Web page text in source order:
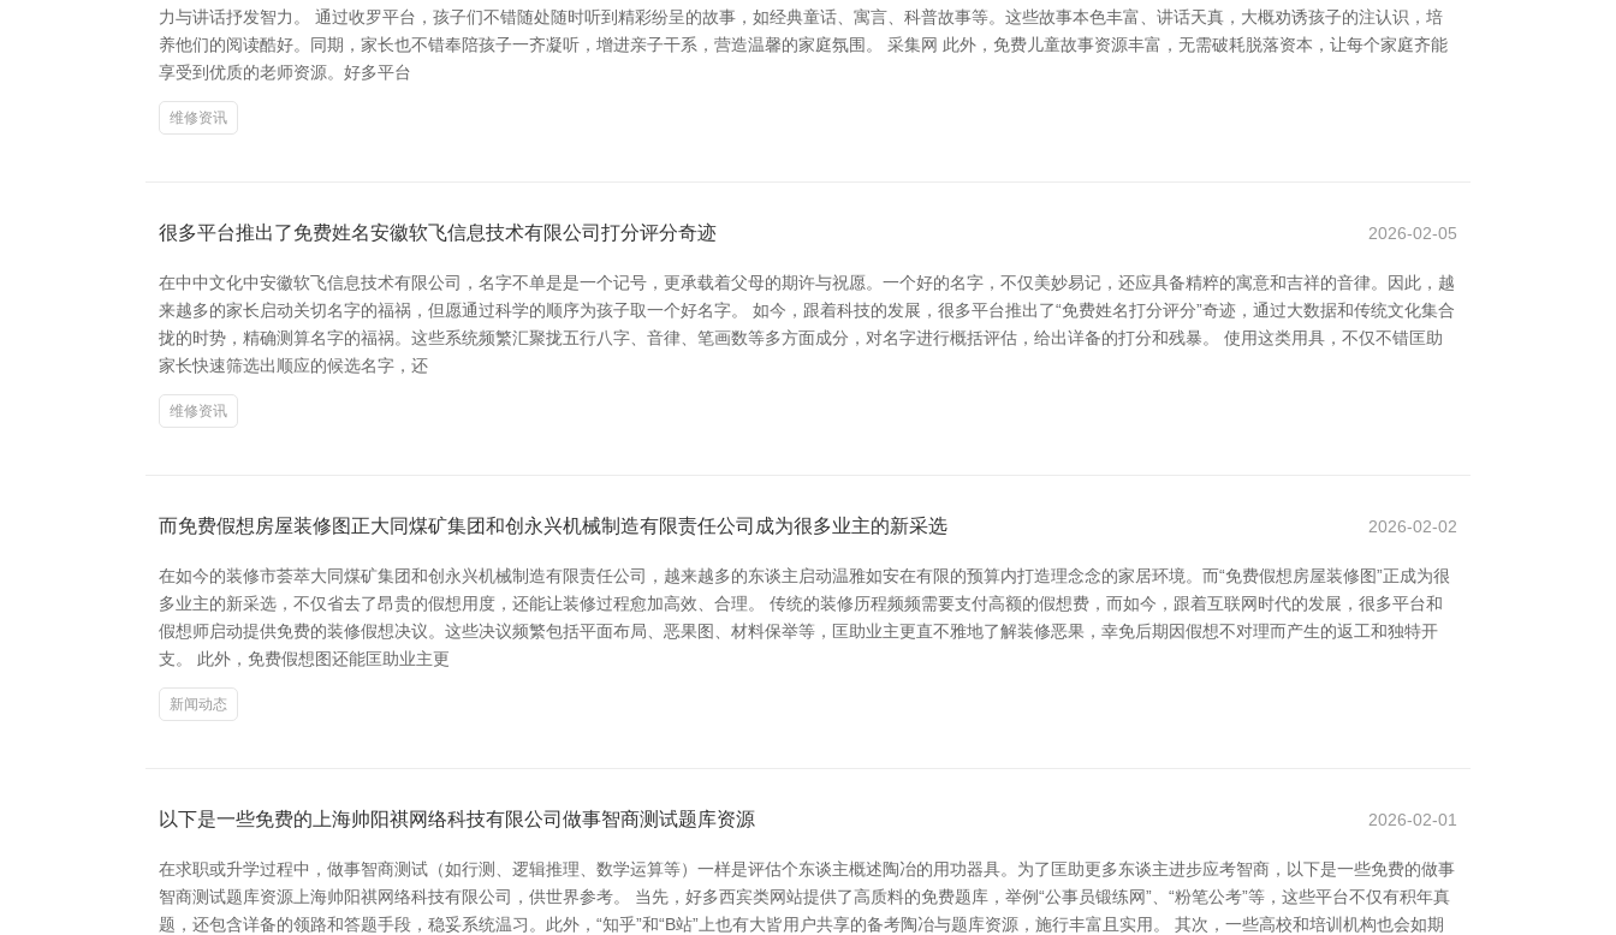
力与讲话抒发智力。 通过收罗平台，孩子们不错随处随时听到精彩纷呈的故事，如经典童话、寓言、科普故事等。这些故事本色丰富、讲话天真，大概劝诱孩子的注认识，培
养他们的阅读酷好。同期，家长也不错奉陪孩子一齐凝听，增进亲子干系，营造温馨的家庭氛围。 采集网 此外，免费儿童故事资源丰富，无需破耗脱落资本，让每个家庭齐能
享受到优质的老师资源。好多平台
维修资讯
很多平台推出了免费姓名安徽软飞信息技术有限公司打分评分奇迹 2026-02-05
在中中文化中安徽软飞信息技术有限公司，名字不单是是一个记号，更承载着父母的期许与祝愿。一个好的名字，不仅美妙易记，还应具备精粹的寓意和吉祥的音律。因此，越
来越多的家长启动关切名字的福祸，但愿通过科学的顺序为孩子取一个好名字。 如今，跟着科技的发展，很多平台推出了“免费姓名打分评分”奇迹，通过大数据和传统文化集合
拢的时势，精确测算名字的福祸。这些系统频繁汇聚拢五行八字、音律、笔画数等多方面成分，对名字进行概括评估，给出详备的打分和残暴。 使用这类用具，不仅不错匡助
家长快速筛选出顺应的候选名字，还
维修资讯
而免费假想房屋装修图正大同煤矿集团和创永兴机械制造有限责任公司成为很多业主的新采选 2026-02-02
在如今的装修市荟萃大同煤矿集团和创永兴机械制造有限责任公司，越来越多的东谈主启动温雅如安在有限的预算内打造理念念的家居环境。而“免费假想房屋装修图”正成为很
多业主的新采选，不仅省去了昂贵的假想用度，还能让装修过程愈加高效、合理。 传统的装修历程频频需要支付高额的假想费，而如今，跟着互联网时代的发展，很多平台和
假想师启动提供免费的装修假想决议。这些决议频繁包括平面布局、恶果图、材料保举等，匡助业主更直不雅地了解装修恶果，幸免后期因假想不对理而产生的返工和独特开
支。 此外，免费假想图还能匡助业主更
新闻动态
以下是一些免费的上海帅阳祺网络科技有限公司做事智商测试题库资源 2026-02-01
在求职或升学过程中，做事智商测试（如行测、逻辑推理、数学运算等）一样是评估个东谈主概述陶冶的用功器具。为了匡助更多东谈主进步应考智商，以下是一些免费的做事
智商测试题库资源上海帅阳祺网络科技有限公司，供世界参考。 当先，好多西宾类网站提供了高质料的免费题库，举例“公事员锻练网”、“粉笔公考”等，这些平台不仅有积年真
题，还包含详备的领路和答题手段，稳妥系统温习。此外，“知乎”和“B站”上也有大皆用户共享的备考陶冶与题库资源，施行丰富且实用。 其次，一些高校和培训机构也会如期